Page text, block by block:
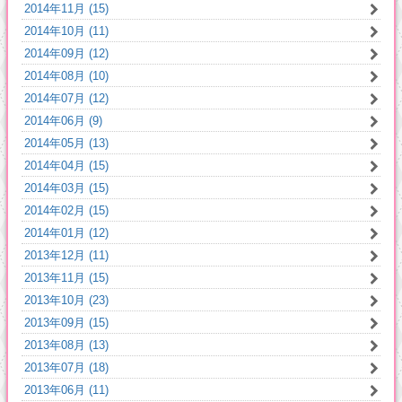
2014年11月 (15)
2014年10月 (11)
2014年09月 (12)
2014年08月 (10)
2014年07月 (12)
2014年06月 (9)
2014年05月 (13)
2014年04月 (15)
2014年03月 (15)
2014年02月 (15)
2014年01月 (12)
2013年12月 (11)
2013年11月 (15)
2013年10月 (23)
2013年09月 (15)
2013年08月 (13)
2013年07月 (18)
2013年06月 (11)